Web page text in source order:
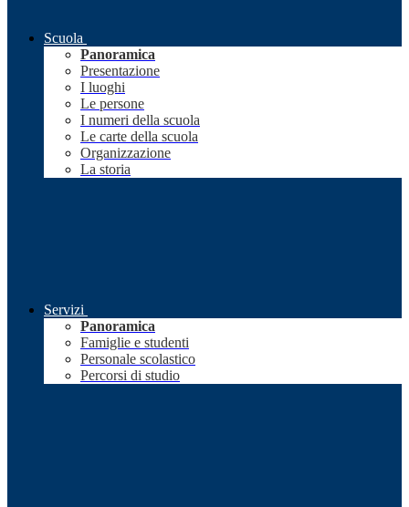
Scuola
Panoramica
Presentazione
I luoghi
Le persone
I numeri della scuola
Le carte della scuola
Organizzazione
La storia
Servizi
Panoramica
Famiglie e studenti
Personale scolastico
Percorsi di studio